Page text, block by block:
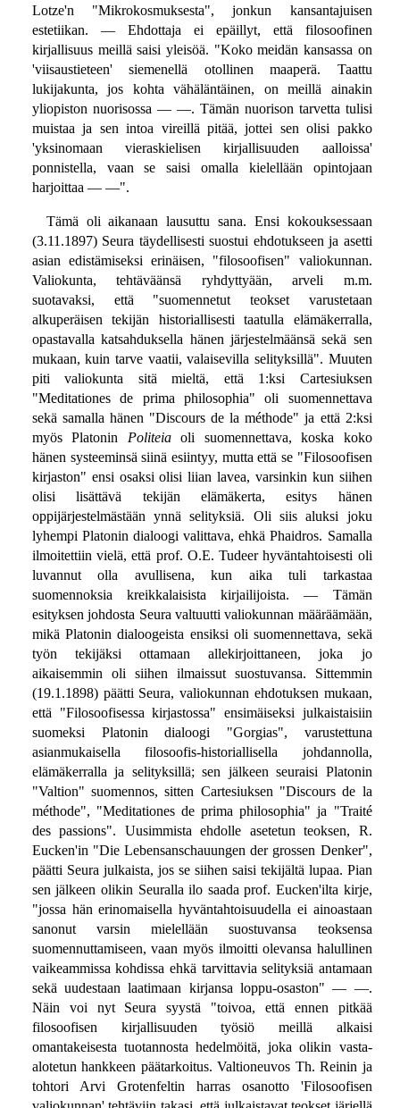
Lotze'n "Mikrokosmuksesta", jonkun kansantajuisen
estetiikan. — Ehdottaja ei epäillyt, että filosoofinen
kirjallisuus meillä saisi yleisöä. "Koko meidän kansassa on
'viisaustieteen' siemenellä otollinen maaperä. Taattu
lukijakunta, jos kohta vähäläntäinen, on meillä ainakin
yliopiston nuorisossa — —. Tämän nuorison tarvetta tulisi
muistaa ja sen intoa vireillä pitää, jottei sen olisi pakko
'yksinomaan vieraskielisen kirjallisuuden aalloissa'
ponnistella, vaan se saisi omalla kielellään opintojaan
harjoittaa — —".
Tämä oli aikanaan lausuttu sana. Ensi kokouksessaan
(3.11.1897) Seura täydellisesti suostui ehdotukseen ja asetti
asian edistämiseksi erinäisen, "filosoofisen" valiokunnan.
Valiokunta, tehtäväänsä ryhdyttyään, arveli m.m.
suotavaksi, että "suomennetut teokset varustetaan
alkuperäisen tekijän historiallisesti taatulla elämäkerralla,
opastavalla katsahduksella hänen järjestelmäänsä sekä sen
mukaan, kuin tarve vaatii, valaisevilla selityksillä". Muuten
piti valiokunta sitä mieltä, että 1:ksi Cartesiuksen
"Meditationes de prima philosophia" oli suomennettava
sekä samalla hänen "Discours de la méthode" ja että 2:ksi
myös Platonin Politeiaoli suomennettava, koska koko
hänen systeeminsä siinä esiintyy, mutta että se "Filosoofisen
kirjaston" ensi osaksi olisi liian lavea, varsinkin kun siihen
olisi lisättävä tekijän elämäkerta, esitys hänen
oppijärjestelmästään ynnä selityksiä. Oli siis aluksi joku
lyhempi Platonin dialoogi valittava, ehkä Phaidros. Samalla
ilmoitettiin vielä, että prof. O.E. Tudeer hyväntahtoisesti oli
luvannut olla avullisena, kun aika tuli tarkastaa
suomennoksia kreikkalaisista kirjailijoista. — Tämän
esityksen johdosta Seura valtuutti valiokunnan määräämään,
mikä Platonin dialoogeista ensiksi oli suomennettava, sekä
työn tekijäksi ottamaan allekirjoittaneen, joka jo
aikaisemmin oli siihen ilmaissut suostuvansa. Sittemmin
(19.1.1898) päätti Seura, valiokunnan ehdotuksen mukaan,
että "Filosoofisessa kirjastossa" ensimäiseksi julkaistaisiin
suomeksi Platonin dialoogi "Gorgias", varustettuna
asianmukaisella filosoofis-historiallisella johdannolla,
elämäkerralla ja selityksillä; sen jälkeen seuraisi Platonin
"Valtion" suomennos, sitten Cartesiuksen "Discours de la
méthode", "Meditationes de prima philosophia" ja "Traité
des passions". Uusimmista ehdolle asetetun teoksen, R.
Eucken'in "Die Lebensanschauungen der grossen Denker",
päätti Seura julkaista, jos se siihen saisi tekijältä lupaa. Pian
sen jälkeen olikin Seuralla ilo saada prof. Eucken'ilta kirje,
"jossa hän erinomaisella hyväntahtoisuudella ei ainoastaan
sanonut varsin mielellään suostuvansa teoksensa
suomennuttamiseen, vaan myös ilmoitti olevansa halullinen
vaikeammissa kohdissa ehkä tarvittavia selityksiä antamaan
sekä uudestaan laatimaan kirjansa loppu-osaston" — —.
Näin voi nyt Seura syystä "toivoa, että ennen pitkää
filosoofisen kirjallisuuden työsiö meillä alkaisi
omantakeisesta tuotannosta hedelmöitä, joka olikin vasta-
alotetun hankkeen päätarkoitus. Valtioneuvos Th. Reinin ja
tohtori Arvi Grotenfeltin harras osanotto 'Filosoofisen